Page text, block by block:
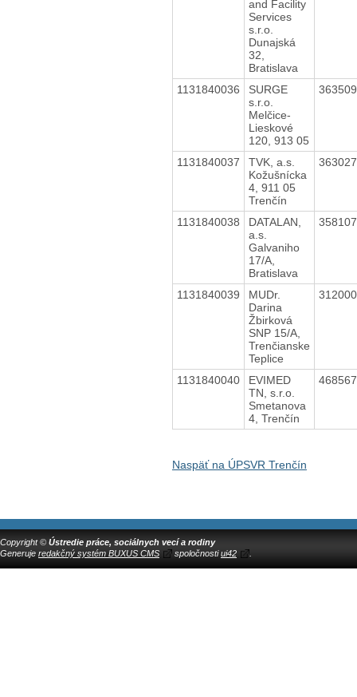
and Facility
Services
s.r.o.
Dunajská
32,
Bratislava
1131840036
SURGE
s.r.o.
Melčice-
Lieskové
120, 913 05
1131840037
TVK, a.s.
Kožušnícka
4, 911 05
Trenčín
1131840038
DATALAN,
a.s.
Galvaniho
17/A,
Bratislava
1131840039
MUDr.
Darina
Žbirková
SNP 15/A,
Trenčianske
Teplice
1131840040
EVIMED
TN, s.r.o.
Smetanova
4, Trenčín
Naspäť na ÚPSVR Trenčín
Copyright © Ústredie práce, sociálnych vecí a rodiny
Generuje redakčný systém BUXUS CMS spoločnostiui42